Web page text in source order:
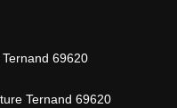
69620
Ternand 69620